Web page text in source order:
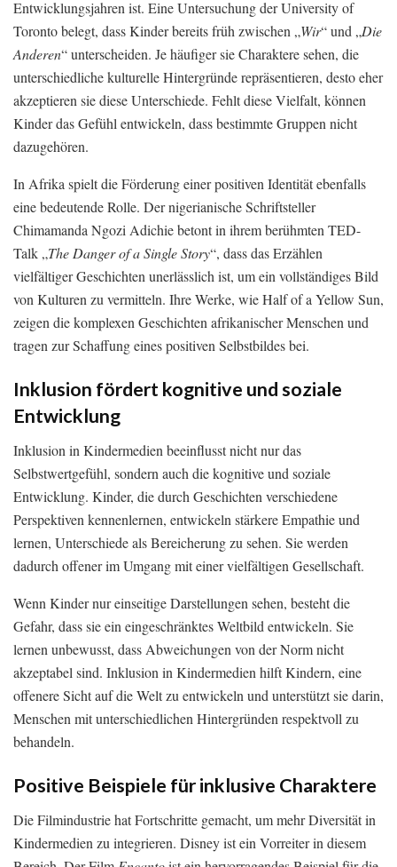
Entwicklungsjahren ist. Eine Untersuchung der University of
Toronto belegt, dass Kinder bereits früh zwischen „Wir“ und „Die
Anderen“ unterscheiden. Je häufiger sie Charaktere sehen, die
unterschiedliche kulturelle Hintergründe repräsentieren, desto eher
akzeptieren sie diese Unterschiede. Fehlt diese Vielfalt, können
Kinder das Gefühl entwickeln, dass bestimmte Gruppen nicht
dazugehören.
In Afrika spielt die Förderung einer positiven Identität ebenfalls
eine bedeutende Rolle. Der nigerianische Schriftsteller
Chimamanda Ngozi Adichie betont in ihrem berühmten TED-
Talk „The Danger of a Single Story“, dass das Erzählen
vielfältiger Geschichten unerlässlich ist, um ein vollständiges Bild
von Kulturen zu vermitteln. Ihre Werke, wie Half of a Yellow Sun,
zeigen die komplexen Geschichten afrikanischer Menschen und
tragen zur Schaffung eines positiven Selbstbildes bei.
Inklusion fördert kognitive und soziale
Entwicklung
Inklusion in Kindermedien beeinflusst nicht nur das
Selbstwertgefühl, sondern auch die kognitive und soziale
Entwicklung. Kinder, die durch Geschichten verschiedene
Perspektiven kennenlernen, entwickeln stärkere Empathie und
lernen, Unterschiede als Bereicherung zu sehen. Sie werden
dadurch offener im Umgang mit einer vielfältigen Gesellschaft.
Wenn Kinder nur einseitige Darstellungen sehen, besteht die
Gefahr, dass sie ein eingeschränktes Weltbild entwickeln. Sie
lernen unbewusst, dass Abweichungen von der Norm nicht
akzeptabel sind. Inklusion in Kindermedien hilft Kindern, eine
offenere Sicht auf die Welt zu entwickeln und unterstützt sie darin,
Menschen mit unterschiedlichen Hintergründen respektvoll zu
behandeln.
Positive Beispiele für inklusive Charaktere
Die Filmindustrie hat Fortschritte gemacht, um mehr Diversität in
Kindermedien zu integrieren. Disney ist ein Vorreiter in diesem